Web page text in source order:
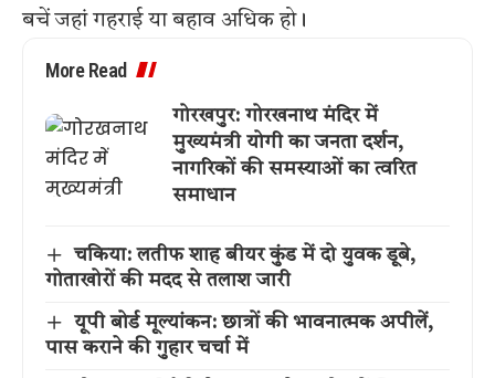
बचें जहां गहराई या बहाव अधिक हो।
More Read
गोरखपुर: गोरखनाथ मंदिर में
मुख्यमंत्री योगी का जनता दर्शन,
नागरिकों की समस्याओं का त्वरित
समाधान
चकिया: लतीफ शाह बीयर कुंड में दो युवक डूबे,
गोताखोरों की मदद से तलाश जारी
यूपी बोर्ड मूल्यांकन: छात्रों की भावनात्मक अपीलें,
पास कराने की गुहार चर्चा में